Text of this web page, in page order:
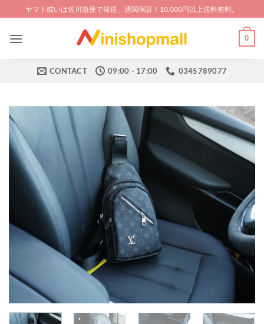
to
content
ヤマト或いは佐川急便で発送、通関保証！10,000円以上送料無料。
0
CONTACT 09:00 - 17:00 0345789077